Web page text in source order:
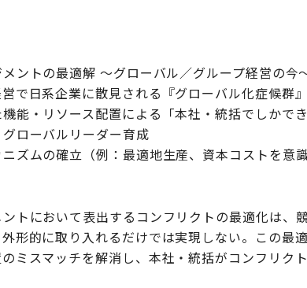
ントの最適解 ～グローバル／グループ経営の今
で日系企業に散見される『グローバル化症候群』
能・リソース配置による「本社・統括でしかで
ローバルリーダー育成
ズムの確立（例：最適地生産、資本コストを意
トにおいて表出するコンフリクトの最適化は、
形的に取り入れるだけでは実現しない。この最
ミスマッチを解消し、本社・統括がコンフリク